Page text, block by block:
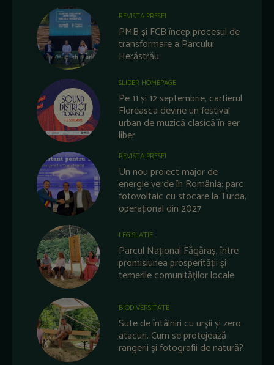
REVISTA PRESEI
PMB și FCB încep procesul de
transformare a Parcului
Herăstrău
SLIDER HOMEPAGE
Pe 11 și 12 septembrie, cartierul
Floreasca devine un festival
urban de muzică clasică în aer
liber
REVISTA PRESEI
Un nou proiect major de
energie verde în România: parc
fotovoltaic cu stocare la Turda,
operațional din 2027
LEGISLATIE
Parcul Național Făgăraș, între
promisiunea prosperității și
temerile comunităților locale
BIODIVERSITATE
Sute de întâlniri cu urșii și zero
atacuri. Cum se protejează
rangerii și fotografii de natură?